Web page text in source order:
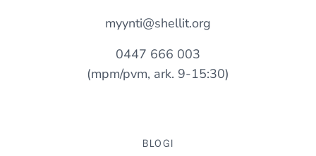
myynti@shellit.org
0447 666 003
(mpm/pvm, ark. 9-15:30)
BLOGI